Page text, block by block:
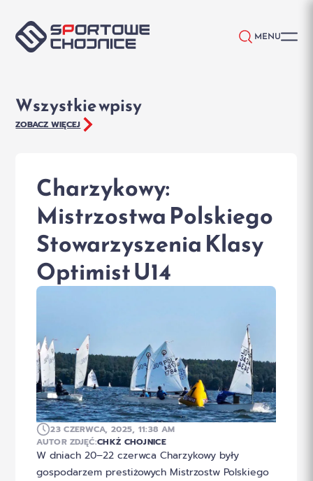
MENU
Wszystkie wpisy
ZOBACZ WIĘCEJ
Charzykowy:
Mistrzostwa Polskiego
Stowarzyszenia Klasy
Optimist U14
23 CZERWCA, 2025, 11:38 AM
AUTOR ZDJĘĆ:CHKŻ CHOJNICE
W dniach 20–22 czerwca Charzykowy były
gospodarzem prestiżowych Mistrzostw Polskiego